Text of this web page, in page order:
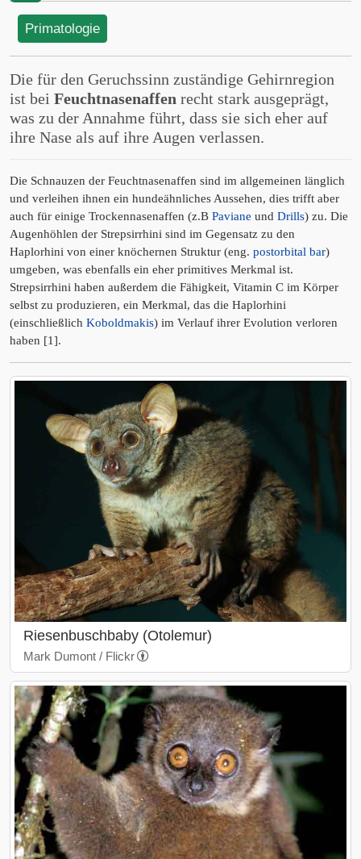
Primatologie
Die für den Geruchssinn zuständige Gehirnregion
ist bei Feuchtnasenaffen recht stark ausgeprägt,
was zu der Annahme führt, dass sie sich eher auf
ihre Nase als auf ihre Augen verlassen.
Die Schnauzen der Feuchtnasenaffen sind im allgemeinen länglich
und verleihen ihnen ein hundeähnliches Aussehen, dies trifft aber
auch für einige Trockennasenaffen (z.B Paviane und Drills) zu. Die
Augenhöhlen der Strepsirrhini sind im Gegensatz zu den
Haplorhini von einer knöchernen Struktur (eng. postorbital bar)
umgeben, was ebenfalls ein eher primitives Merkmal ist.
Strepsirrhini haben außerdem die Fähigkeit, Vitamin C im Körper
selbst zu produzieren, ein Merkmal, das die Haplorhini
(einschließlich Koboldmakis) im Verlauf ihrer Evolution verloren
haben [1].
Riesenbuschbaby (Otolemur)
Mark Dumont / Flickr